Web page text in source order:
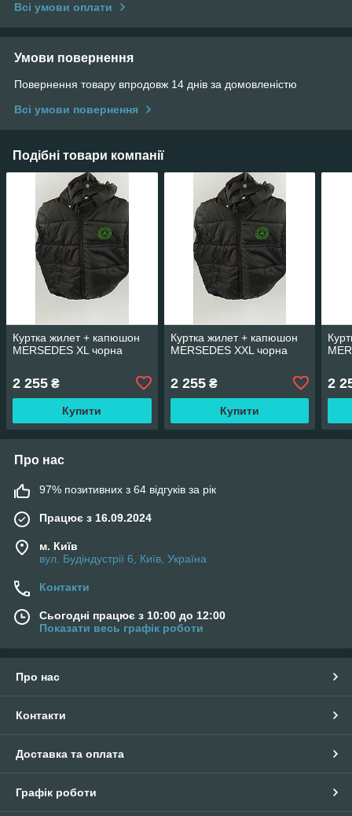
Всі умови оплати
Умови повернення
Повернення товару впродовж 14 днів за домовленістю
Всі умови повернення
Подібні товари компанії
Куртка жилет + капюшон
MERSEDES XL чорна
2 255 ₴
Купити
Куртка жилет + капюшон
MERSEDES XXL чорна
2 255₴
Купити
2
Про нас
97% позитивних з 64 відгуків за рік
Працює з 16.09.2024
м. Київ
вул. Будіндустрії 6, Київ, Україна
Контакти
Сьогодні працює з 10:00 до 12:00
Показати весь графік роботи
Про нас
Контакти
Доставка та оплата
Графік роботи